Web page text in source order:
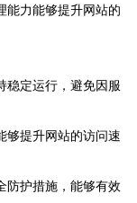
能力能够提升网站的
稳定运行，避免因服
够提升网站的访问速
防护措施，能够有效